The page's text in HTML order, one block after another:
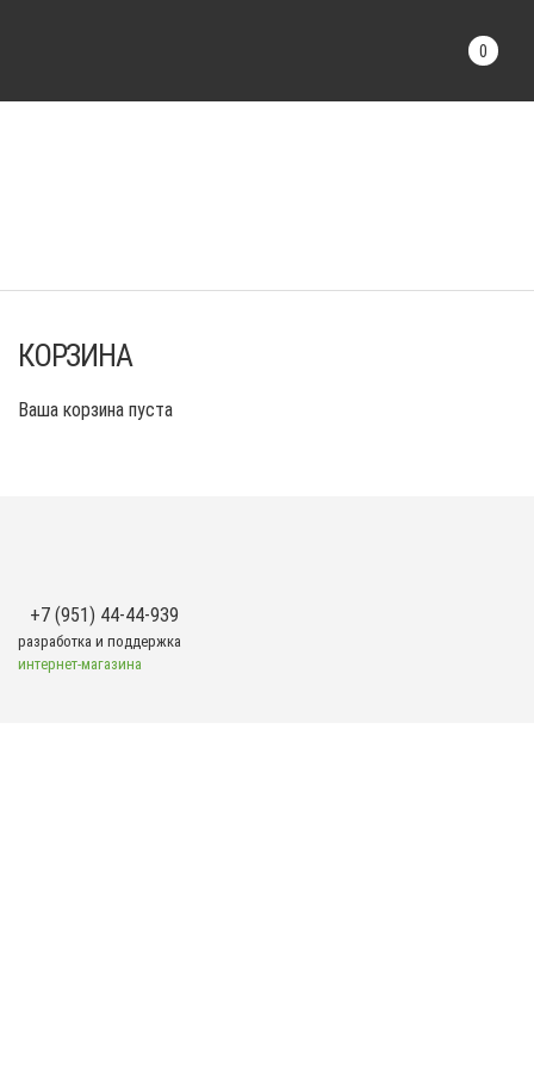
0
КОРЗИНА
Ваша корзина пуста
+7 (951) 44-44-939
разработка и поддержка
интернет-магазина